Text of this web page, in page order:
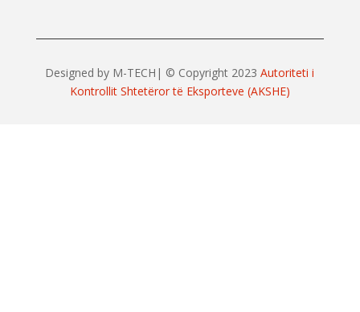
Designed by M-TECH| © Copyright 2023Autoriteti i
Kontrollit Shtetëror të Eksporteve (AKSHE)